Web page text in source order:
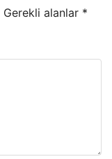
Gerekli alanlar *